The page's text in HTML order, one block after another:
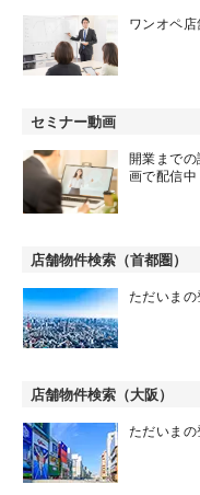
ワンオペ
セミナー動画
開業まで
画で配信中
店舗物件検索（首都圏）
ただいま
店舗物件検索（大阪）
ただいま